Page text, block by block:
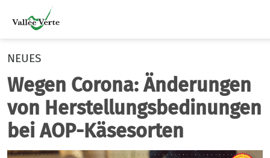
NEUES
Wegen Corona: Änderungen
von Herstellungsbedinungen
bei AOP-Käsesorten